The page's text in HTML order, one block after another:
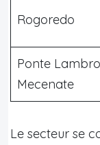
Rogoredo
Ponte
Mecenate
Le secteur se